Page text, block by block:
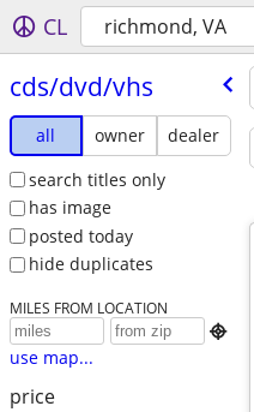
CL richmond, VA
cds/​dvd/​vhs
all owner
dealer
search titles only
has image
posted today
hide duplicates
MILES FROM LOCATION

use map...
price